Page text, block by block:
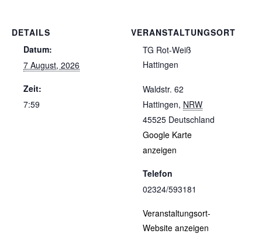
DETAILS
Datum:
7 August, 2026
Zeit:
7:59
VERANSTALTUNGSORT
TG Rot-Weiß
Hattingen
Waldstr. 62
Hattingen, NRW
45525 Deutschland
Google Karte
anzeigen
Telefon
02324/593181
Veranstaltungsort-
Website anzeigen